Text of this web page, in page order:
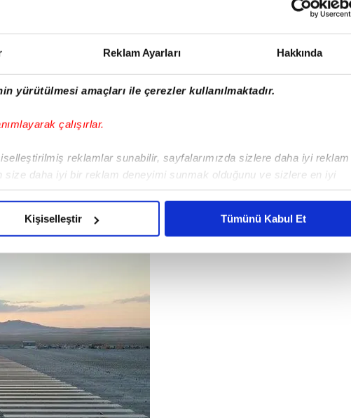
Reklam Ayarları Hakkında
yürütülmesi amaçları ile çerezler kullanılmaktadır.
çalışırlar.
reklamlar sunabilir, sayfalarımızda sizlere daha iyi reklam
size daha iyi bir reklam deneyimi sunmak olduğunu ve sizlere en iyi
ve bu noktada, reklamların maliyetlerimizi karşılamak
kendimize ve üçüncü kişilere ait çerezler kullanılmaktadır. Bu
olup gerekli olan çerezler bilgi toplumu hizmetlerinin sunulması
daha işlevsel kılınması ve kişiselleştirilmesi ve sizlere yönelik
sınırlı olarak açık rızanız dahilinde kullanılacaktır.
vasıtasıyla belirleyebilirsiniz. Çerezlere ilişkin detaylı bilgi için Ayarlar
ziyaret edebilirsiniz.
hazırlanmış Aydınlatma Metnimizi okumak ve sitemizde ilgili
Kişiselleştir Tümünü Kabul Et
hazır olduğunu
Recep
alıyoruz. Zaten enerji
bunu ülkemize,